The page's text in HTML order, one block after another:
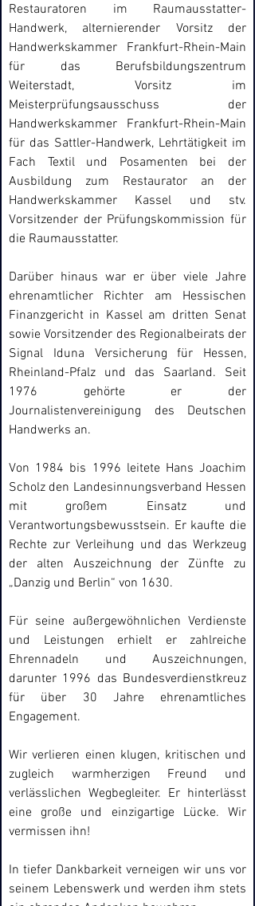
Restauratoren im Raumausstatter-
Handwerk, alternierender Vorsitz der
Handwerkskammer Frankfurt-Rhein-Main
für das Berufsbildungszentrum
Weiterstadt, Vorsitz im
Meisterprüfungsausschuss der
Handwerkskammer Frankfurt-Rhein-Main
für das Sattler-Handwerk, Lehrtätigkeit im
Fach Textil und Posamenten bei der
Ausbildung zum Restaurator an der
Handwerkskammer Kassel und stv.
Vorsitzender der Prüfungskommission für
die Raumausstatter.
Darüber hinaus war er über viele Jahre
ehrenamtlicher Richter am Hessischen
Finanzgericht in Kassel am dritten Senat
sowie Vorsitzender des Regionalbeirats der
Signal Iduna Versicherung für Hessen,
Rheinland-Pfalz und das Saarland. Seit
1976 gehörte er der
Journalistenvereinigung des Deutschen
Handwerks an.
Von 1984 bis 1996 leitete Hans Joachim
Scholz den Landesinnungsverband Hessen
mit großem Einsatz und
Verantwortungsbewusstsein. Er kaufte die
Rechte zur Verleihung und das Werkzeug
der alten Auszeichnung der Zünfte zu
„Danzig und Berlin“ von 1630.
Für seine außergewöhnlichen Verdienste
und Leistungen erhielt er zahlreiche
Ehrennadeln und Auszeichnungen,
darunter 1996 das Bundesverdienstkreuz
für über 30 Jahre ehrenamtliches
Engagement.
Wir verlieren einen klugen, kritischen und
zugleich warmherzigen Freund und
verlässlichen Wegbegleiter. Er hinterlässt
eine große und einzigartige Lücke. Wir
vermissen ihn!
In tiefer Dankbarkeit verneigen wir uns vor
seinem Lebenswerk und werden ihm stets